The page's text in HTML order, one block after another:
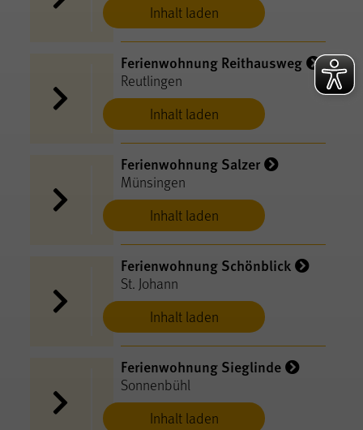
Inhalt laden
Inhalt laden
Ferienwohnung Reithausweg
Reutlingen
Inhalt laden
Ferienwohnung Salzer
Münsingen
Inhalt laden
Ferienwohnung Schönblick
St. Johann
Inhalt laden
Ferienwohnung Sieglinde
Sonnenbühl